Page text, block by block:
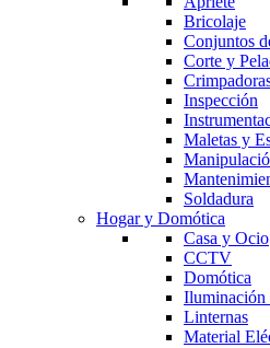
Bricolaje
Conjuntos
Corte y
Inspección
Maletas y
Soldadura
Hogar y Domótica
Casa y Ocio
CCTV
Domótica
Iluminación
Linternas
Material